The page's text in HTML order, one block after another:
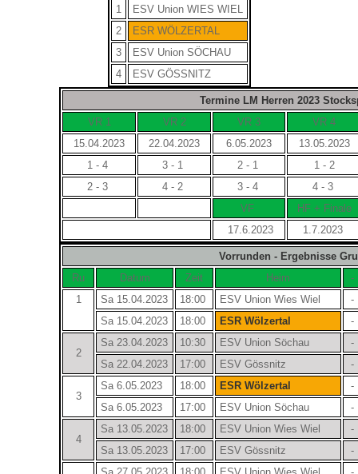
1
ESV Union WIES WIEL
2
ESR WÖLZERTAL
3
ESV Union SÖCHAU
4
ESV GÖSSNITZ
Termine LM Herren 2023
VR 1
VR 2 VR 3
VR 4
15.04.2023
22.04.2023 6.05.2023
13.05.2023
1 - 4
3 - 1 2 - 1
1 - 2
2 - 3
4 - 2 3 - 4
4 - 3
VF
HF + Finale
17.6.2023
1.7.2023
Vorrunden - Ergebnisse
Ru
Datum Zeit Heim
-
1
Sa 15.04.2023 18:00 ESV Union Wies Wiel
-
Sa 15.04.2023
18:00 ESR Wölzertal -
2
Sa 23.04.2023 10:30 ESV Union Söchau
-
Sa 22.04.2023
17:00 ESV Gössnitz -
3
Sa 6.05.2023 18:00 ESR Wölzertal
-
Sa 6.05.2023
17:00 ESV Union Söchau -
4
Sa 13.05.2023 18:00 ESV Union Wies Wiel
-
Sa 13.05.2023
17:00 ESV Gössnitz
-